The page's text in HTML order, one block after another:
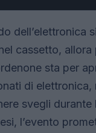
dell’elettronica
cassetto,
sta per
di
svegli
l’evento